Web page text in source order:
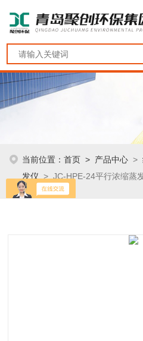
当前位置：首页 > 产品中心 >
发仪 > JC-HPE-24平行浓缩蒸